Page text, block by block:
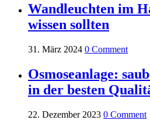
Wandleuchten im
wissen sollten
31. März 2024 0 Comment
Osmoseanlage:
in der besten
22. Dezember 2023 0 Comment